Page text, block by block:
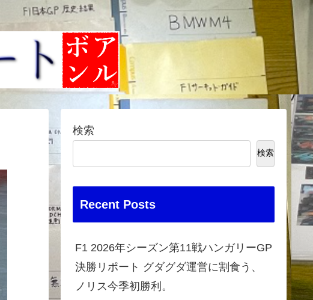
検索
検索
Recent Posts
F1 2026年シーズン第11戦ハンガリーGP
決勝リポート グダグダ運営に割食う、
ノリス今季初勝利。